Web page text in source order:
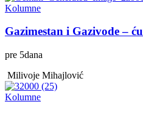
Kolumne
Gazimestan i Gazivode –
pre 5dana
Milivoje Mihajlović
Kolumne